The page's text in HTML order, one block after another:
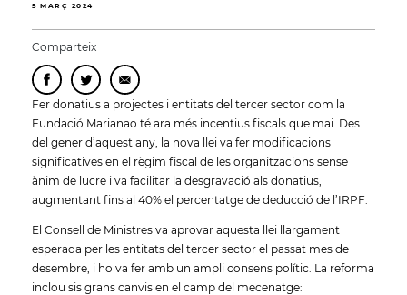
5 MARÇ 2024
Comparteix
Fer donatius a projectes i entitats del tercer sector com la
Fundació Marianao té ara més incentius fiscals que mai. Des
del gener d’aquest any, la nova llei va fer modificacions
significatives en el règim fiscal de les organitzacions sense
ànim de lucre i va facilitar la desgravació als donatius,
augmentant fins al 40% el percentatge de deducció de l’IRPF.
El Consell de Ministres va aprovar aquesta llei llargament
esperada per les entitats del tercer sector el passat mes de
desembre, i ho va fer amb un ampli consens polític. La reforma
inclou sis grans canvis en el camp del mecenatge: